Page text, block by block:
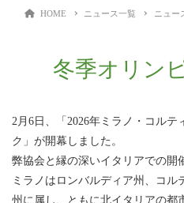
HOME ニュース一覧 ニュー
冬季オリン
2月6日、「2026年ミラノ・コルテ
ク」が開幕しました。
弊協会と縁の深いイタリアでの開
ミラノはロンバルディア州、コル
州に属し、ともに北イタリアの都